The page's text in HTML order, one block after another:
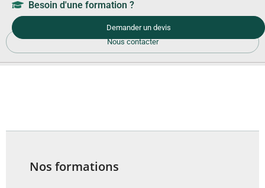
Besoin d'une formation ?
Demander un devis
Nous contacter
Nos formations